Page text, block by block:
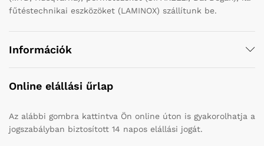
fűtéstechnikai eszközöket (LAMINOX) szállítunk be.
Információk
Online elállási űrlap
Az alábbi gombra kattintva Ön online úton is gyakorolhatja a
jogszabályban biztosított 14 napos elállási jogát.